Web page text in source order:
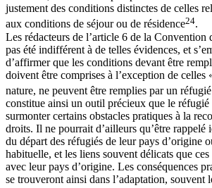
justement des conditions distinctes de celles
aux conditions de séjour ou de résidence24.
Les rédacteurs de l’article 6 de la Convention
pas été indifférent à de telles évidences, et
d’affirmer que les conditions devant être
doivent être comprises à l’exception de celles
nature, ne peuvent être remplies par un
constitue ainsi un outil précieux que le
surmonter certains obstacles pratiques à la
droits. Il ne pourrait d’ailleurs qu’être rappelé
du départ des réfugiés de leur pays d’origine
habituelle, et les liens souvent délicats que
avec leur pays d’origine. Les conséquences
se trouveront ainsi dans l’adaptation, souvent